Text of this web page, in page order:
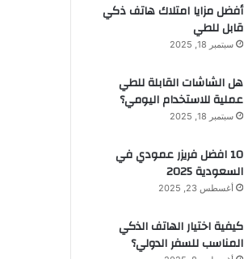
أفضل مزايا امتلاك هاتف ذكي
قابل للطي
سبتمبر 18, 2025
هل الشاشات القابلة للطي
عملية للاستخدام اليومي؟
سبتمبر 18, 2025
10 افضل فريزر عمودي​ في
السعودية​ 2025
أغسطس 23, 2025
كيفية اختيار الهاتف الذكي
المناسب للسفر الدولي؟